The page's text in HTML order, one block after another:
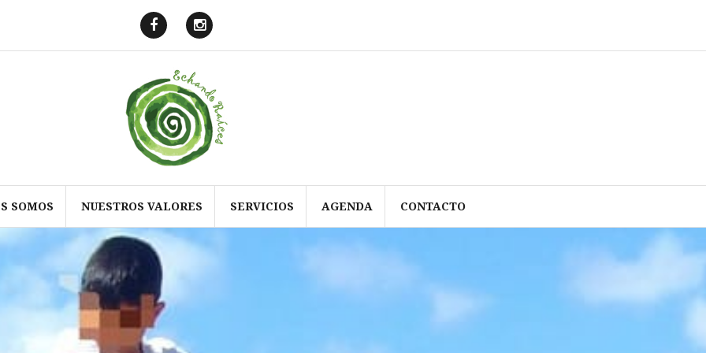
Echando
Raíces
Facebook
Echando
Raíces
Instagram
SOMOS NUESTROS VALORES SERVICIOS AGENDA CONTACTO